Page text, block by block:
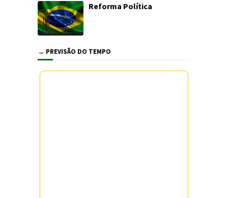
Reforma Política
→ PREVISÃO DO TEMPO